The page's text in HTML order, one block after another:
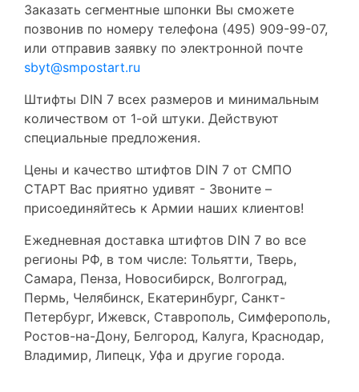
Заказать сегментные шпонки Вы сможете
позвонив по номеру телефона (495) 909-99-07,
или отправив заявку по электронной почте
sbyt@smpostart.ru
Штифты DIN 7 всех размеров и минимальным
количеством от 1-ой штуки. Действуют
специальные предложения.
Цены и качество штифтов DIN 7 от СМПО
СТАРТ Вас приятно удивят - Звоните –
присоединяйтесь к Армии наших клиентов!
Ежедневная доставка штифтов DIN 7 во все
регионы РФ, в том числе: Тольятти, Тверь,
Самара, Пенза, Новосибирск, Волгоград,
Пермь, Челябинск, Екатеринбург, Санкт-
Петербург, Ижевск, Ставрополь, Симферополь,
Ростов-на-Дону, Белгород, Калуга, Краснодар,
Владимир, Липецк, Уфа и другие города.